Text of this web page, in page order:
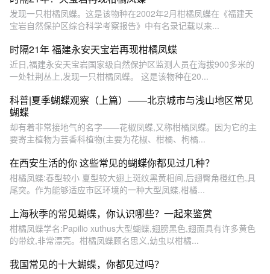
发现一只柑橘凤蝶。这是该物种在2002年2月柑橘凤蝶在《福建天
宝岩自然保护区综合科学考察报告》中有名录记载以来...
时隔21年 福建永安天宝岩再现柑橘凤蝶
近日,福建永安天宝岩国家级自然保护区监测人员在海拔900多米的
一处牡荆丛上,发现一只柑橘凤蝶。 这是该物种在20...
科普|夏季蝴蝶观察（上篇）——北京城市与浅山地区常见
蝴蝶
却有着非常接地气的名字——花椒凤蝶,又称柑橘凤蝶。因为它的主
要寄主植物为芸香科植物(主要为花椒、柑橘、枸橘...
在西安生活的你 这些常见的蝴蝶你都见过几种？
柑橘凤蝶:春型较小 夏型较大翅上斑纹黑黄相间,后翅臀角橙红色,具
尾突。作为能够适应市区环境的一种大型凤蝶,柑橘...
上海秋季的常见蝴蝶，你认识哪些？一起来鉴赏
柑橘凤蝶学名:Papilio xuthus大型蝴蝶,翅膀黑色,翅面具有许多黄色
的带纹,非常漂亮。柑橘凤蝶顾名思义,幼虫以柑橘...
我国常见的十大蝴蝶，你都见过吗？